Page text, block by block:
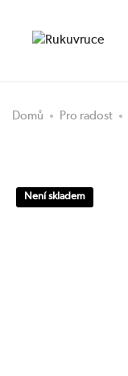
Domů Pro radost
Není skladem